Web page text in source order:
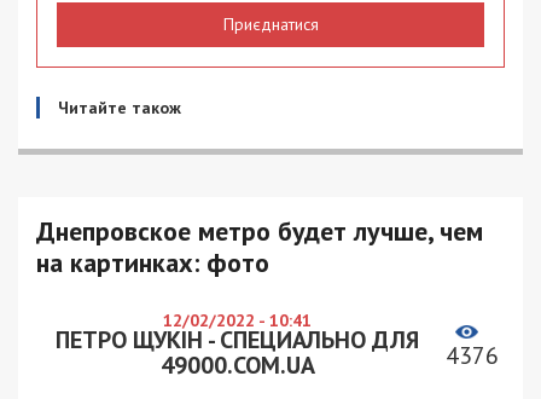
Приєднатися
Читайте також
Днепровское метро будет лучше, чем
на картинках: фото
12/02/2022 - 10:41
ПЕТРО ЩУКІН - СПЕЦИАЛЬНО ДЛЯ
49000.COM.UA
4376